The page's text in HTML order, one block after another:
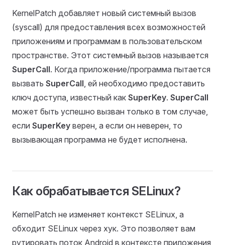
KernelPatch добавляет новый системный вызов
(syscall) для предоставления всех возможностей
приложениям и программам в пользовательском
пространстве. Этот системный вызов называется
SuperCall. Когда приложение/программа пытается
вызвать SuperCall, ей необходимо предоставить
ключ доступа, известный как SuperKey. SuperCall
может быть успешно вызван только в том случае,
если SuperKey верен, а если он неверен, то
вызывающая программа не будет исполнена.
Как обрабатывается SELinux?
KernelPatch не изменяет контекст SELinux, а
обходит SELinux через хук. Это позволяет вам
рутировать поток Android в контексте приложения